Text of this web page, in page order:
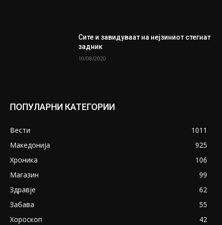
Сите и завидуваат на нејзиниот стегнат
задник
10/08/2020
ПОПУЛАРНИ КАТЕГОРИИ
Вести
1011
Македонија
925
Хроника
106
Магазин
99
Здравје
62
Забава
55
Хороскоп
42